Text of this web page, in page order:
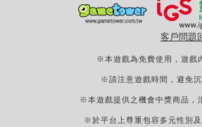
客戶問題
※本遊戲為免費使用，遊戲
※請注意遊戲時間，避免
※本遊戲提供之機會中獎商品，
※於平台上尊重包容多元性別